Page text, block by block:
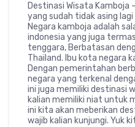
Destinasi Wisata Kamboja
yang sudah tidak asing
Negara kamboja adalah
indonesia yang juga
tenggara, Berbatasan
Thailand. Ibu kota negara
Dengan pemerintahan
negara yang terkenal
ini juga memiliki destinasi
kalian memiliki niat untuk
ini kita akan meberikan
wajib kalian kunjungi. Yuk